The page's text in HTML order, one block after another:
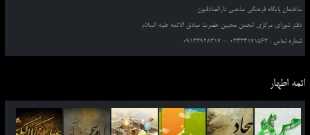
ساختمان پایگاه فرهنگی مذهبی دارالصادقیون
دفتر شورای مرکزی انجمن محبین حضرت صادق الائمه علیه السلام
شماره تماس : 03434171563 – 09133928317
ائمه اطهار